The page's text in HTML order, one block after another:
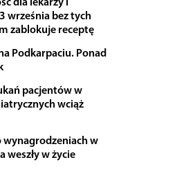
września bez tych
zablokuje receptę
Podkarpaciu. Ponad
pacjentów w
wciąż
wynagrodzeniach w
w życie